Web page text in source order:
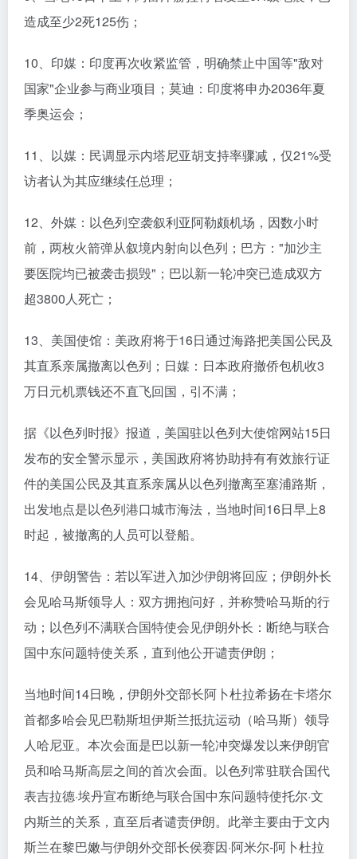
造成至少2死125伤；
10、印媒：印度再次收紧监管，明确禁止中国等"敌对
国家"企业参与商业项目；莫迪：印度将申办2036年夏
季奥运会；
11、以媒：民调显示内塔尼亚胡支持率骤减，仅21%受
访者认为其应继续任总理；
12、外媒：以色列空袭叙利亚阿勒颇机场，因数小时
前，两枚火箭弹从叙境内射向以色列；巴方："加沙主
要医院均已被袭击损毁"；巴以新一轮冲突已造成双方
超3800人死亡；
13、美国使馆：美政府将于16日通过海路把美国公民及
其直系亲属撤离以色列；日媒：日本政府撤侨包机收3
万日元机票钱还不直飞回国，引不满；
据《以色列时报》报道，美国驻以色列大使馆网站15日
发布的安全警示显示，美国政府将协助持有有效旅行证
件的美国公民及其直系亲属从以色列撤离至塞浦路斯，
出发地点是以色列港口城市海法，当地时间16日早上8
时起，被撤离的人员可以登船。
14、伊朗警告：若以军进入加沙伊朗将回应；伊朗外长
会见哈马斯领导人：双方拥抱问好，并称赞哈马斯的行
动；以色列不满联合国特使会见伊朗外长：断绝与联合
国中东问题特使关系，直到他公开谴责伊朗；
当地时间14日晚，伊朗外交部长阿卜杜拉希扬在卡塔尔
首都多哈会见巴勒斯坦伊斯兰抵抗运动（哈马斯）领导
人哈尼亚。本次会面是巴以新一轮冲突爆发以来伊朗官
员和哈马斯高层之间的首次会面。以色列常驻联合国代
表吉拉德·埃丹宣布断绝与联合国中东问题特使托尔·文
内斯兰的关系，直至后者谴责伊朗。此举主要由于文内
斯兰在黎巴嫩与伊朗外交部长侯赛因·阿米尔-阿卜杜拉